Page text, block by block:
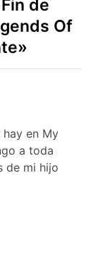
de
Of
»
hay en My
a toda
de mi hijo